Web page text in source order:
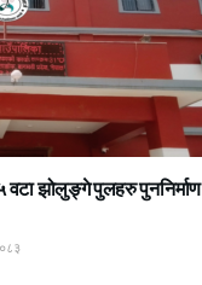
५ वटा झोलुङ्गे पुलहरु पुननिर्माण